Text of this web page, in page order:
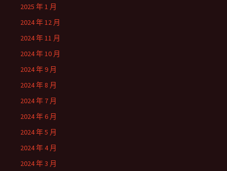
2025 年 1 月
2024 年 12 月
2024 年 11 月
2024 年 10 月
2024 年 9 月
2024 年 8 月
2024 年 7 月
2024 年 6 月
2024 年 5 月
2024 年 4 月
2024 年 3 月